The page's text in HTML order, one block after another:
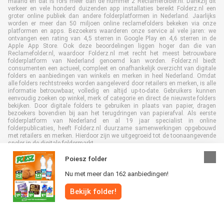
Poiesz folder
Nu met meer dan 162 aanbiedingen!
Bekijk folder!
verkeer en vele honderd duizenden app installaties bereikt Folderz.nl een
groter online publiek dan andere folderplatformen in Nederland. Jaarlijks
worden er meer dan 50 miljoen online reclamefolders bekeken via onze
platformen en apps. Bezoekers waarderen onze service al vele jaren: we
ontvangen een rating van 4,5 sterren in Google Play en 4,6 sterren in de
Apple App Store. Ook deze beoordelingen liggen hoger dan die van
Reclamefolder.nl, waardoor Folderz.nl met recht het meest betrouwbare
folderplatform van Nederland genoemd kan worden. Folderz.nl biedt
consumenten een actueel, compleet en onafhankelijk overzicht van digitale
folders en aanbiedingen van winkels en merken in heel Nederland. Omdat
alle folders rechtstreeks worden aangeleverd door retailers en merken, is alle
informatie betrouwbaar, volledig en altijd up-to-date. Gebruikers kunnen
eenvoudig zoeken op winkel, merk of categorie en direct de nieuwste folders
bekijken. Door digitale folders te gebruiken in plaats van papier, dragen
bezoekers bovendien bij aan het terugdringen van papierafval. Als eerste
folderplatform van Nederland en al 19 jaar specialist in online
folderpublicaties, heeft Folderz.nl duurzame samenwerkingen opgebouwd
met retailers en merken. Hierdoor zijn we uitgegroeid tot de toonaangevende
speler in de digitale foldermarkt.
Alle rechten voorbehouden © Folderz.nl 2026 |
voorwaarden|Privacybeleid